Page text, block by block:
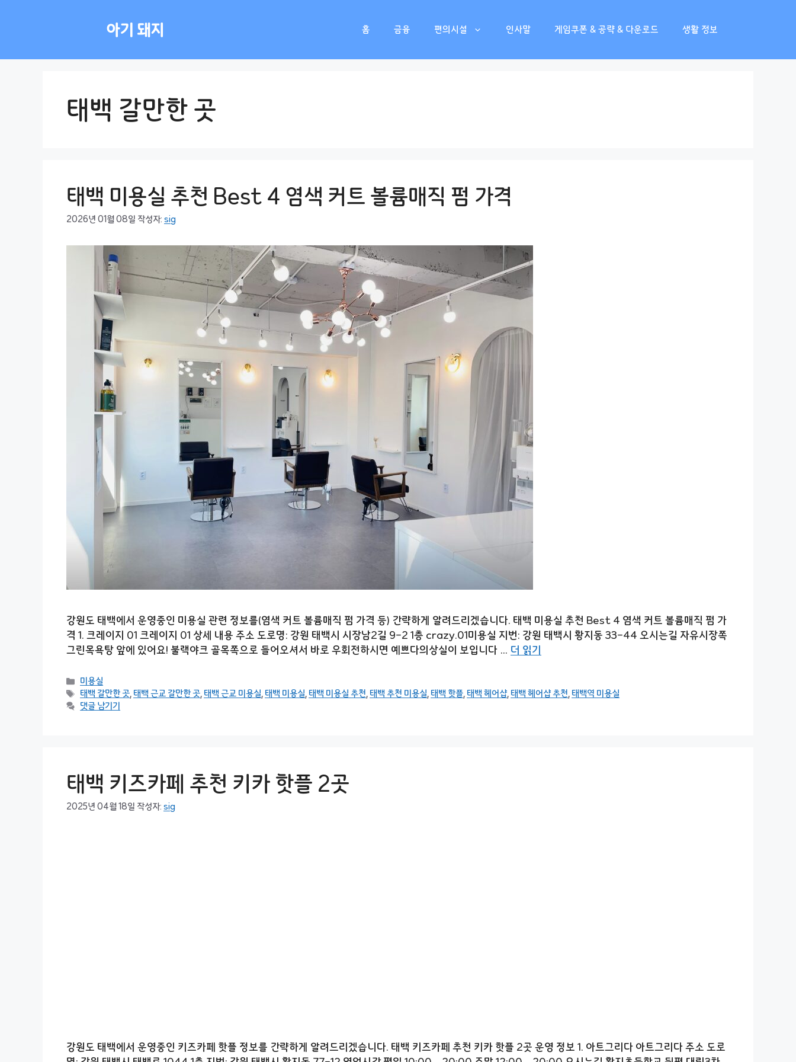
아기 돼지 홈 금융 편의시설 인사말 게임쿠폰 & 공략 & 다운로드 생활 정보
태백 갈만한 곳
태백 미용실 추천 Best 4 염색 커트 볼륨매직 펌 가격
2026년 01월 08일 작성자:sig
강원도 태백에서 운영중인 미용실 관련 정보를(염색 커트 볼륨매직 펌 가격 등) 간략하게 알려드리겠습니다. 태백 미용실 추천 Best 4 염색 커트 볼륨매직 펌 가
격 1. 크레이지 01 크레이지 01 상세 내용 주소 도로명: 강원 태백시 시장남2길 9-2 1층 crazy.01미용실 지번: 강원 태백시 황지동 33-44 오시는길 자유시장쪽
그린목욕탕 앞에 있어요! 불랙야크 골목쪽으로 들어오셔서 바로 우회전하시면 예쁘다의상실이 보입니다 … 더 읽기
카
테
고
미용실
태
그
태백 갈만한 곳,태백 근교 갈만한 곳,태백 근교 미용실,태백 미용실,태백 미용실 추천,태백 추천 미용실,태백 핫플,태백 헤어샵,태백 헤어샵 추천,태백역 미용실
댓글 남기기
태백 키즈카페 추천 키카 핫플 2곳
2025년 04월 18일 작성자:sig
강원도 태백에서 운영중인 키즈카페 핫플 정보를 간략하게 알려드리겠습니다. 태백 키즈카페 추천 키카 핫플 2곳 운영 정보 1. 아트그리다 아트그리다 주소 도로